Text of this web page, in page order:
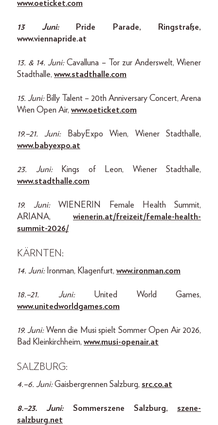
www.oeticket.com
13 Juni:
Pride Parade, Ringstraße,
www.viennapride.at
13. & 14. Juni:Cavalluna – Tor zur Anderswelt, Wiener
Stadthalle, www.stadthalle.com
15. Juni: Billy Talent – 20th Anniversary Concert, Arena
Wien Open Air, www.oeticket.com
19.–21. Juni:BabyExpo Wien, Wiener Stadthalle,
www. babyexpo.at
23. Juni:
Kings of Leon, Wiener Stadthalle,
www.stadthalle.com
19. Juni:WIENERIN Female Health Summit,
ARIANA, wienerin.at/freizeit/female-health-
summit-2026/
KÄRNTEN:
14. Juni: Ironman, Klagenfurt, www.ironman.com
18.–21. Juni: United World Games,
www.unitedworldgames.com
19. Juni: Wenn die Musi spielt Sommer Open Air 2026,
Bad Kleinkirchheim, www.musi-openair.at
SALZBURG:
4.–6. Juni:Gaisbergrennen Salzburg, src.co.at
8.–23. Juni: Sommerszene Salzburg, szene-
salzburg.net